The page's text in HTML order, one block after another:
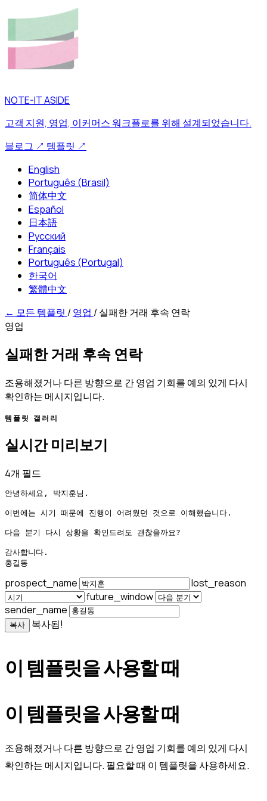
NOTE-IT ASIDE
고객 지원, 영업, 이커머스 워크플로를 위해 설계되었습니다.
블로그 ↗ 템플릿 ↗
English
Português (Brasil)
简体中文
Español
日本語
Русский
Français
Português (Portugal)
한국어
繁體中文
← 모든 템플릿 /영업 /실패한 거래 후속 연락
영업
실패한 거래 후속 연락
조용해졌거나 다른 방향으로 간 영업 기회를 예의 있게 다시
확인하는 메시지입니다.
템플릿 갤러리
실시간 미리보기
4개 필드
안녕하세요, 박지훈님.
이번에는 시기 때문에 진행이 어려웠던 것으로 이해했습니다.
다음 분기 다시 상황을 확인드려도 괜찮을까요?
감사합니다.
홍길동
prospect_name
lost_reason
future_window
sender_name
복사 복사됨!
이 템플릿을 사용할 때
이 템플릿을 사용할 때
조용해졌거나 다른 방향으로 간 영업 기회를 예의 있게 다시
확인하는 메시지입니다. 필요할 때 이 템플릿을 사용하세요.